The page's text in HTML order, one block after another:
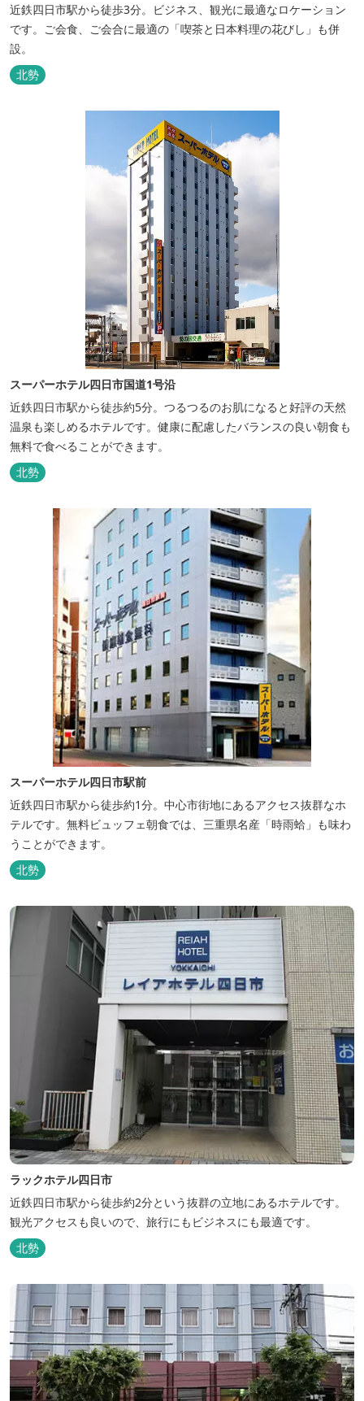
近鉄四日市駅から徒歩3分。ビジネス、観光に最適なロケーション
です。ご会食、ご会合に最適の「喫茶と日本料理の花びし」も併
設。
北勢
スーパーホテル四日市国道1号沿
近鉄四日市駅から徒歩約5分。つるつるのお肌になると好評の天然
温泉も楽しめるホテルです。健康に配慮したバランスの良い朝食も
無料で食べることができます。
北勢
スーパーホテル四日市駅前
近鉄四日市駅から徒歩約1分。中心市街地にあるアクセス抜群なホ
テルです。無料ビュッフェ朝食では、三重県名産「時雨蛤」も味わ
うことができます。
北勢
ラックホテル四日市
近鉄四日市駅から徒歩約2分という抜群の立地にあるホテルです。
観光アクセスも良いので、旅行にもビジネスにも最適です。
北勢